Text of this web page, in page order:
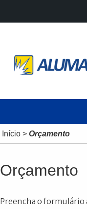
Início> Orçamento
Orçamento
Preencha o formulário